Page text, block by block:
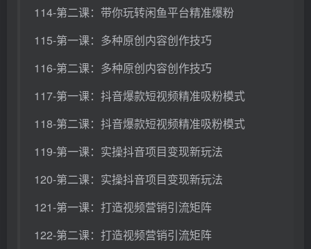
114-第二课：带你玩转闲鱼平台精准爆粉
115-第一课：多种原创内容创作技巧
116-第二课：多种原创内容创作技巧
117-第一课：抖音爆款短视频精准吸粉模式
118-第二课：抖音爆款短视频精准吸粉模式
119-第一课：实操抖音项目变现新玩法
120-第二课：实操抖音项目变现新玩法
121-第一课：打造视频营销引流矩阵
122-第二课：打造视频营销引流矩阵